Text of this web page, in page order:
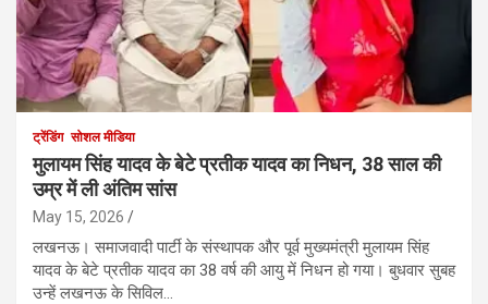
ट्रेंडिंग सोशल मीडिया
मुलायम सिंह यादव के बेटे प्रतीक यादव का निधन, 38 साल की
उम्र में ली अंतिम सांस
May 15, 2026
लखनऊ। समाजवादी पार्टी के संस्थापक और पूर्व मुख्यमंत्री मुलायम सिंह
यादव के बेटे प्रतीक यादव का 38 वर्ष की आयु में निधन हो गया। बुधवार सुबह
उन्हें लखनऊ के सिविल…